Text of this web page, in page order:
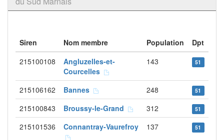
Siren Nom membre Population
Dpt
215100108
Angluzelles-et-
Courcelles
143 51
215106162 Bannes 248 51
215100843 Broussy-le-Grand 312 51
215101536 Connantray-Vaurefroy 137 51